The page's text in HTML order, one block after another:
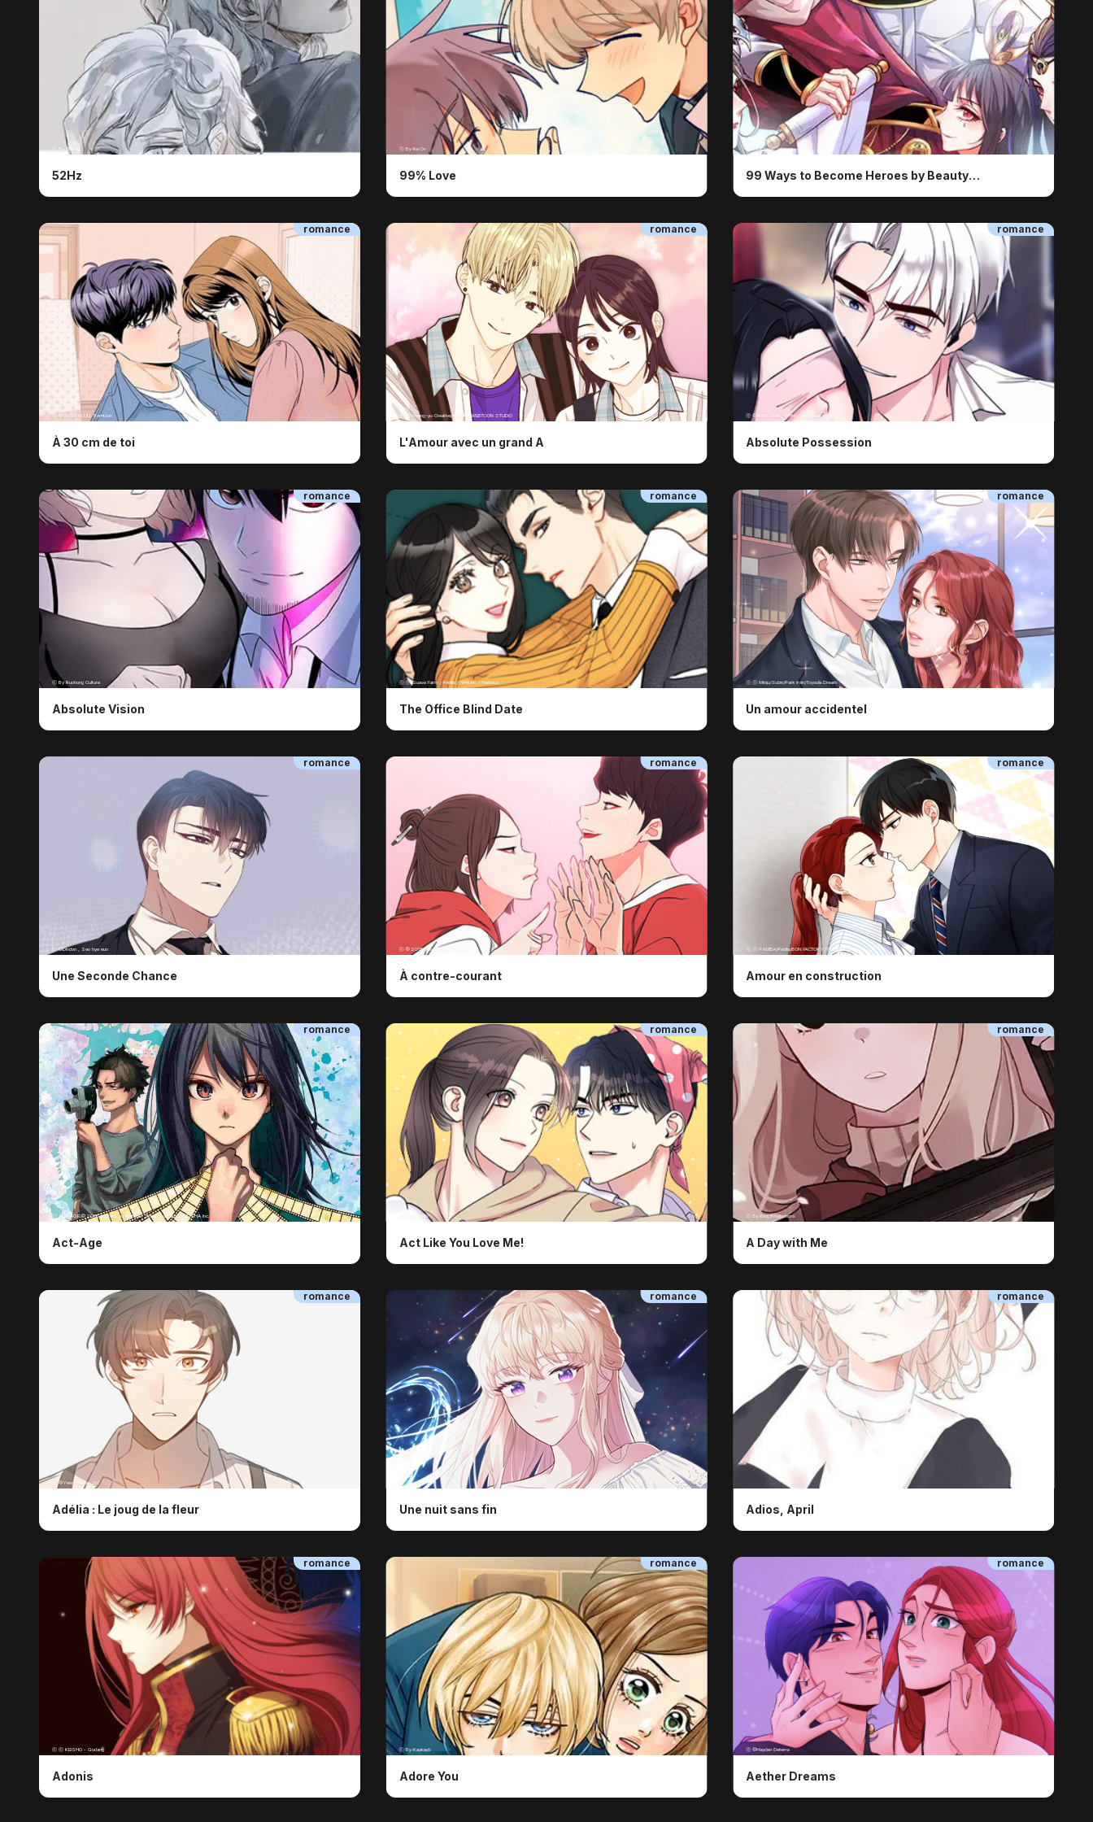
ⓒ By Mokafi
52Hz
ⓒ By Re:On
99% Love
ⓒ By iCiyuan
99 Ways to Become Heroes by Beauty
ⓒ © 2021 YUJU, Bomtoon
romance
À 30 cm de toi
ⓒ ⓒ Hyang-yu Creative/KAKAO WEBTOON STUDIO
romance
L'Amour avec un grand A
ⓒ ©Artist: bold / Writer: simyakseom
romance
Absolute Possession
ⓒ By Ruohong Culture
romance
Absolute Vision
ⓒ ​ⓒ Guava Farm / Perilla / NARAK / Haehwa
romance
The Office Blind Date
ⓒ ⓒ Minju/Subin/Park Irvin/Toyou's Dream
romance
Un amour accidentel
ⓒ ©Dindon , Seo hye eun
romance
Une Seconde Chance
ⓒ © 2018 Kwak Sital, Bomtoon
romance
À contre-courant
ⓒ ⓒ PAMBA/Perilla/BON FACTORY/Yeondam
romance
Amour en construction
ⓒ ACT-AGE © 2018 by Tatsuya Matsuki, Shiro Usazaki/SHUEISHA Inc.
romance
Act-Age
ⓒ ⓒ XUANN
romance
Act Like You Love Me!
ⓒ By King Productions
romance
A Day with Me
ⓒ ©Yeon Seula , NV
romance
Adélia : Le joug de la fleur
ⓒ ⓒ
romance
Une nuit sans fin
romance
Adios, April
ⓒ ​ⓒ KEISHO - Gudang
romance
Adonis
ⓒ By Kaykayb
romance
Adore You
ⓒ ©Hayden Deterra
romance
Aether Dreams